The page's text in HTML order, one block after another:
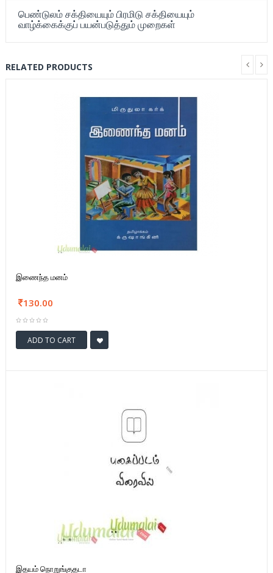
பெண்டுலம் சக்தியையும் பிரமிடு சக்தியையும்
வாழ்க்கைக்குப் பயன்படுத்தும் முறைகள்
RELATED PRODUCTS
இணைந்த மனம்
130.00
ADD TO CART
இதயம் நொறுங்குதடா